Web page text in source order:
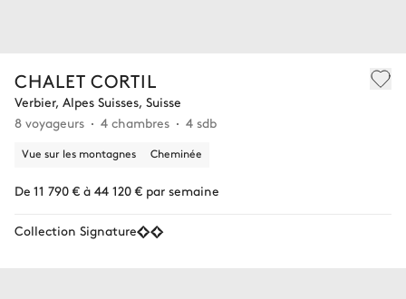
CHALET CORTIL
Verbier, Alpes Suisses, Suisse
8 voyageurs
4 chambres 4 sdb
Vue sur les montagnes Cheminée
De 11 790 € à 44 120 € par semaine
Collection Signature